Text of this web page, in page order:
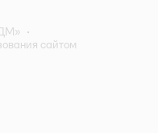
•
сайтом